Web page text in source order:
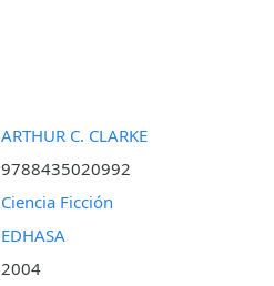
ARTHUR C. CLARKE
9788435020992
Ciencia Ficción
EDHASA
2004